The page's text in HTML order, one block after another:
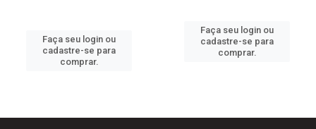
Faça seu login ou
cadastre-se para
comprar.
Faça seu login ou
cadastre-se para
comprar.